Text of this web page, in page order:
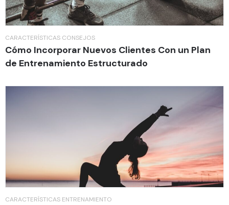
CARACTERÍSTICAS CONSEJOS
Cómo Incorporar Nuevos Clientes Con un Plan
de Entrenamiento Estructurado
CARACTERÍSTICAS ENTRENAMIENTO